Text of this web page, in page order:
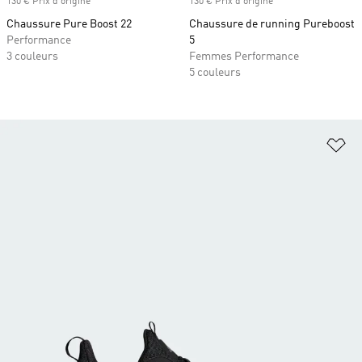
Chaussure Pure Boost 22
Performance
3 couleurs
Chaussure de running Pureboost
5
Femmes Performance
5 couleurs